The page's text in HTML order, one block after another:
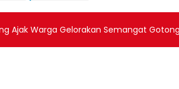
Ajak Warga Gelorakan Semangat